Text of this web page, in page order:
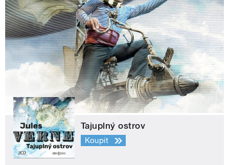
Tajuplný ostrov
Koupit